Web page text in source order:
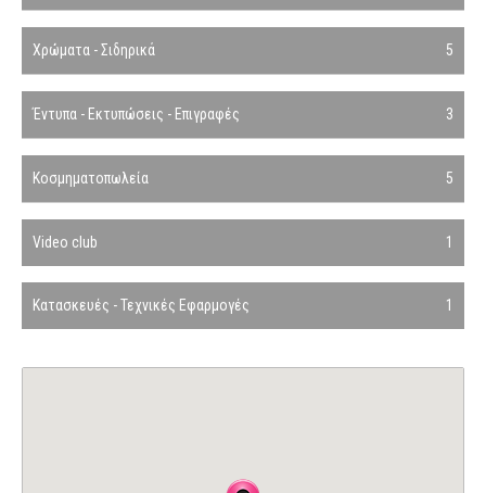
Χρώματα - Σιδηρικά 5
Έντυπα - Εκτυπώσεις - Επιγραφές 3
Κοσμηματοπωλεία 5
Video club 1
Κατασκευές - Τεχνικές Εφαρμογές 1